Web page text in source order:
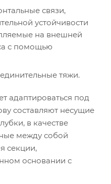
связи,
устойчивости
на внешней
с помощью
тяжи.
адаптироваться под
составляют несущие
в качестве
между собой
секции,
основании с